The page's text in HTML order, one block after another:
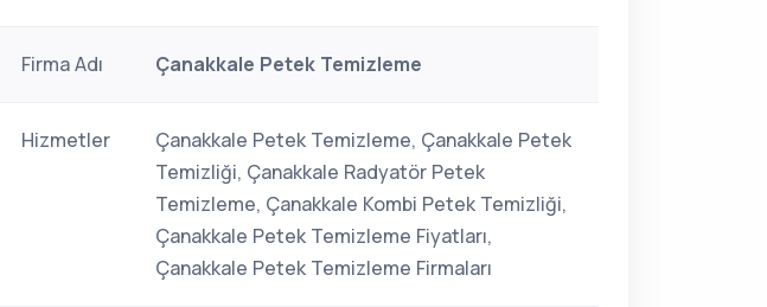
Firma Adı Çanakkale Petek Temizleme
Hizmetler
Çanakkale Petek Temizleme, Çanakkale Petek
Temizliği, Çanakkale Radyatör Petek
Temizleme, Çanakkale Kombi Petek Temizliği,
Çanakkale Petek Temizleme Fiyatları,
Çanakkale Petek Temizleme Firmaları